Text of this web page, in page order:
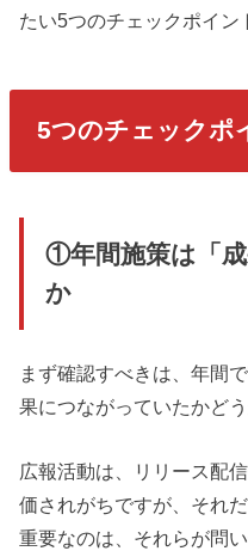
たい5つのチェックポイン
5つのチェックポ
①年間施策は「
か
まず確認すべきは、年間
果につながっていたかどう
広報活動は、リリース配
価されがちですが、それ
重要なのは、それらが問